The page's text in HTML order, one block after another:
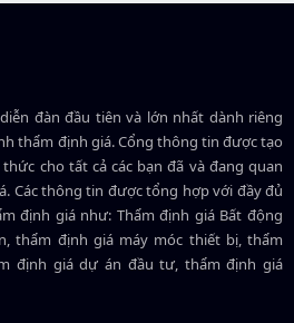
đàn đầu tiên và lớn nhất dành riêng
thẩm định giá. Cổng thông tin được tạo
cho tất cả các bạn đã và đang quan
Các thông tin được tổng hợp với đầy đủ
định giá như: Thẩm định giá Bất động
thẩm định giá máy móc thiết bị, thẩm
định giá dự án đầu tư, thẩm định giá